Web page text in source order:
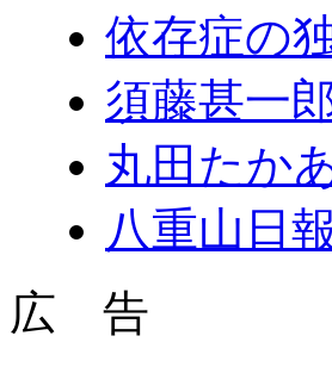
依存症の
須藤甚一
丸田たか
八重山日報
広 告